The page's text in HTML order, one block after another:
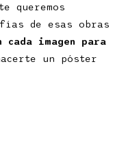
queremos
de esas obras
cada imagen para
un póster